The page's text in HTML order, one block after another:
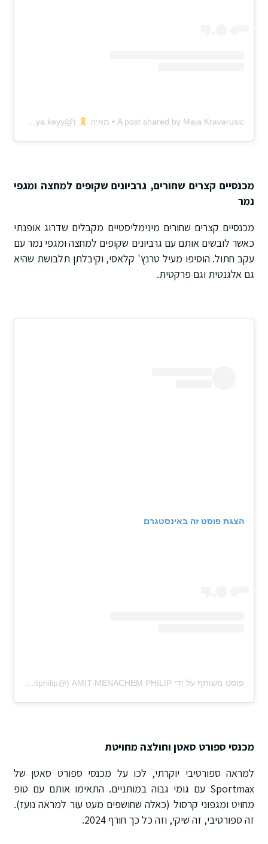
A post shared by Maja Kravarusic • מאיה (@maya.keyy)
מכנסיים קצרים שחורים, גרביונים שקופים למחצה ומגפי
נמר
מכנסיים קצרים שחורים מינימליסטיים מקבלים שדרוג אופנתי
כאשר לובשים אותם עם גרביונים שקופים למחצה ומגפי נמר עם
עקב חתול. הוסיפו מעיל טרנץ' קלאסי, וקיבלתן תלבושת שהיא
גם אלגנטית וגם פרקטית.
הצגת פוסט זה באינסטגרם
פוסט משותף על ידי ‏‎AMIT MENACHEM PHILIP‎‏ (@‏‎amitphilip‎‏)
מכנסי ספורט סאטן וחולצה מחויטת
למראה ספורטיבי יוקרתי, לכו על מכנסי ספורט סאטן של
Sportmax עם גומי גבוה במותניים. התאימו אותם עם טופ
מחויט ומגפוני קרסול (כאלה שחושפים מעט עור למראה נועז).
זה ספורטיבי, זה שיקי, וזה כל כך חורף 2024.